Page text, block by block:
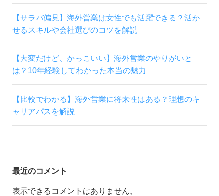
【サラバ偏見】海外営業は女性でも活躍できる？活か
せるスキルや会社選びのコツを解説
【大変だけど、かっこいい】海外営業のやりがいと
は？10年経験してわかった本当の魅力
【比較でわかる】海外営業に将来性はある？理想のキ
ャリアパスを解説
最近のコメント
表示できるコメントはありません。